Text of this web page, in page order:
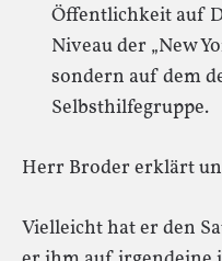
Öffentlichkeit auf
Niveau der „New
sondern auf dem
Selbsthilfegruppe.
Herr Broder erklärt
Vielleicht hat er den